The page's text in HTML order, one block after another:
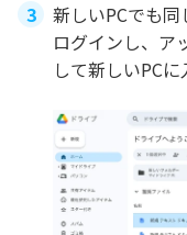
新しいPCでも
ログインし、ア
して新しいPCに